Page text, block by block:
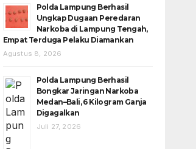
Polda Lampung Berhasil
Ungkap Dugaan Peredaran
Narkoba di Lampung Tengah,
Empat Terduga Pelaku Diamankan
Agustus 8, 2026
Polda Lampung Berhasil
Bongkar Jaringan Narkoba
Medan–Bali, 6 Kilogram Ganja
Digagalkan
Juli 27, 2026